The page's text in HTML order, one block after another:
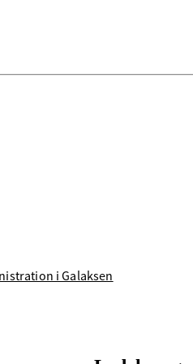
i Galaksen